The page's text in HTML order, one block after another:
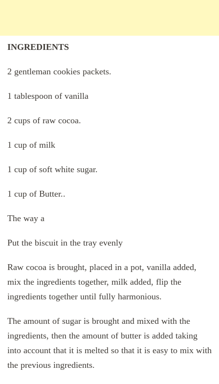
INGREDIENTS
2 gentleman cookies packets.
1 tablespoon of vanilla
2 cups of raw cocoa.
1 cup of milk
1 cup of soft white sugar.
1 cup of Butter..
The way a
Put the biscuit in the tray evenly
Raw cocoa is brought, placed in a pot, vanilla added,
mix the ingredients together, milk added, flip the
ingredients together until fully harmonious.
The amount of sugar is brought and mixed with the
ingredients, then the amount of butter is added taking
into account that it is melted so that it is easy to mix with
the previous ingredients.